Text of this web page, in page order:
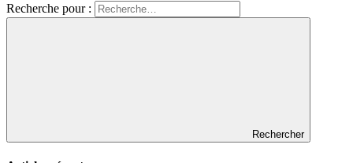
Recherche pour :
Rechercher